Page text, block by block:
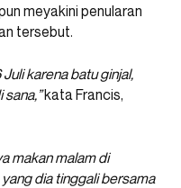
meyakini penularan
tersebut.
karena batu ginjal,
kata Francis,
makan malam di
dia tinggali bersama